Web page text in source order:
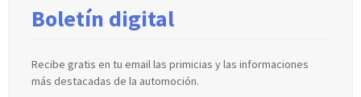
Boletín digital
Recibe gratis en tu email las primicias y las informaciones
más destacadas de la automoción.